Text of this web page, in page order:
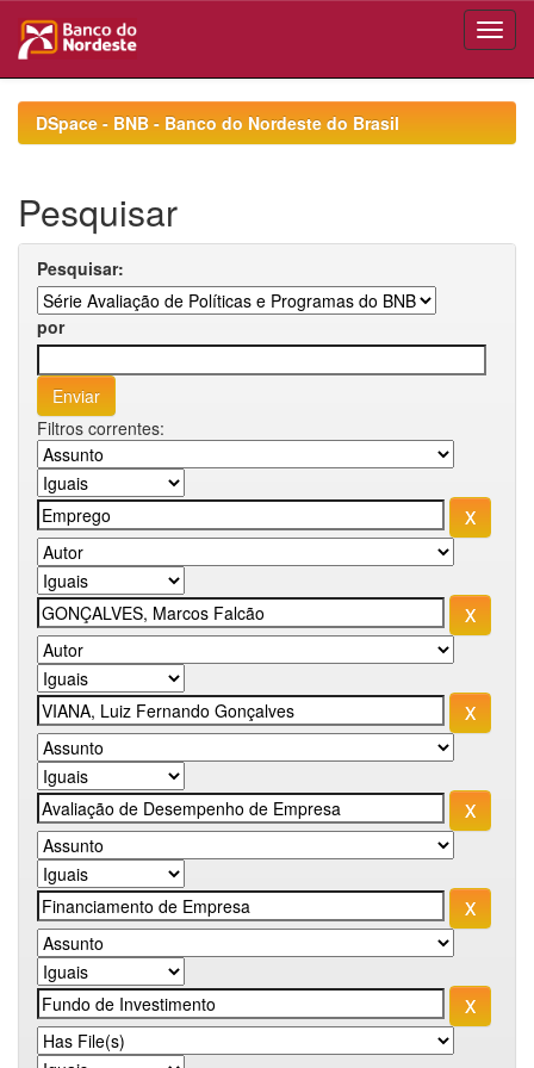
navigationDSpace - BNB - Banco do Nordeste do Brasil
Pesquisar
Pesquisar:
por
Filtros correntes: